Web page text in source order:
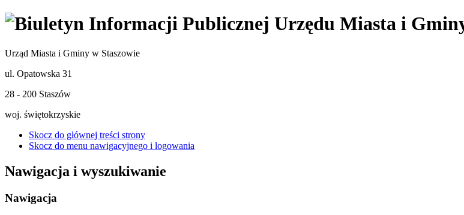
Urząd Miasta i Gminy w Staszowie
ul. Opatowska 31
28 - 200 Staszów
woj. świętokrzyskie
Skocz do głównej treści strony
Skocz do menu nawigacyjnego i logowania
Nawigacja i wyszukiwanie
Nawigacja